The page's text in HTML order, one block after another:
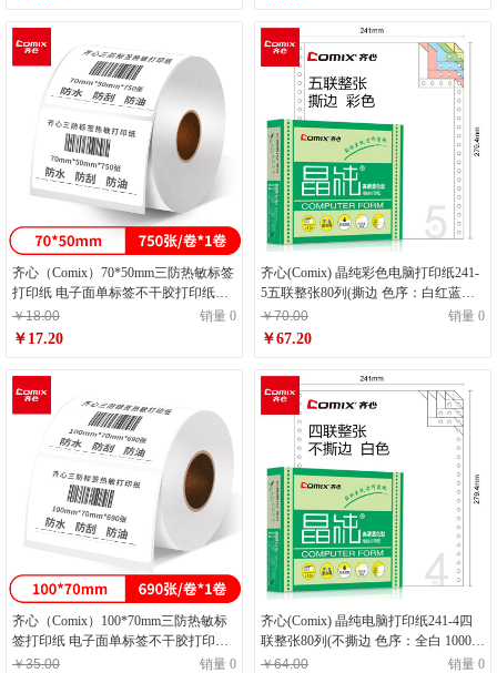
齐心（Comix）70*50mm三防热敏标签
打印纸 电子面单标签不干胶打印纸电
子称条码纸750张*1卷C6524
￥18.00 销量 0
￥17.20
齐心(Comix) 晶纯彩色电脑打印纸241-
5五联整张80列(撕边 色序：白红蓝绿
黄 1000页/箱) C6215K
￥70.00 销量 0
￥67.20
齐心（Comix）100*70mm三防热敏标
签打印纸 电子面单标签不干胶打印纸
电子称条码纸690张*1卷C6521
￥35.00 销量 0
齐心(Comix) 晶纯电脑打印纸241-4四
联整张80列(不撕边 色序：全白 1000
页/箱) C6209K
￥64.00 销量 0